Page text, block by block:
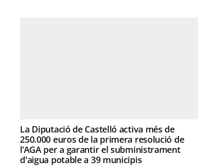
La Diputació de Castelló activa més de
250.000 euros de la primera resolució de
l’AGA per a garantir el subministrament
d'aigua potable a 39 municipis